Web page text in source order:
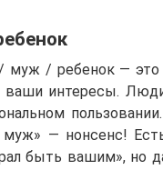
муж / ребенок —
ваши интересы.
— нонсенс!
быть вашим», но